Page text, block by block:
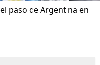
paso de Argentina en